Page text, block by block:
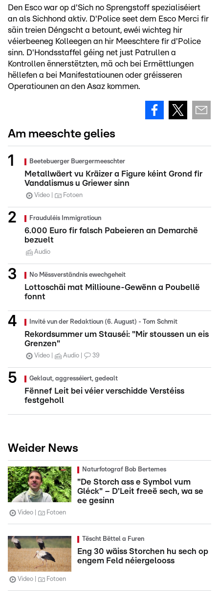
Den Esco war op d'Sich no Sprengstoff spezialiséiert
an als Sichhond aktiv. D'Police seet dem Esco Merci fir
säin treien Déngscht a betount, ewéi wichteg hir
véierbeeneg Kolleegen an hir Meeschtere fir d'Police
sinn. D'Hondsstaffel géing net just Patrullen a
Kontrollen ënnerstëtzten, mä och bei Ermëttlungen
hëllefen a bei Manifestatiounen oder gréisseren
Operatiounen an den Asaz kommen.
Am meeschte gelies
Beetebuerger Buergermeeschter
Metallwäert vu Kräizer a Figure kéint Grond fir
Vandalismus u Griewer sinn
Video Fotoen
Frauduléis Immigratioun
6.000 Euro fir falsch Pabeieren an Demarchë
bezuelt
Audio
No Mëssverständnis ewechgeheit
Lottoschäi mat Millioune-Gewënn a Poubellë
fonnt
Invité vun der Redaktioun (6. August) - Tom Schmit
Rekordsummer um Stauséi: "Mir stoussen un eis
Grenzen"
Video Audio 39
Geklaut, aggresséiert, gedealt
Fënnef Leit bei véier verschidde Verstéiss
festgeholl
Weider News
Naturfotograf Bob Bertemes
"De Storch ass e Symbol vum
Gléck" – D'Leit freeë sech, wa se
ee gesinn
Video Fotoen
Tëscht Bëttel a Furen
Eng 30 wäiss Storchen hu sech op
engem Feld néiergelooss
Video Fotoen